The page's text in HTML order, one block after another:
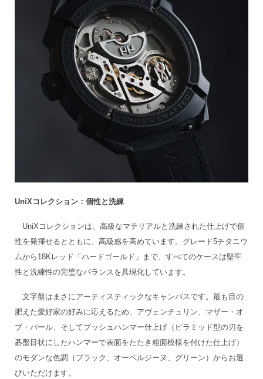
UniXコレクション：個性と洗練
UniXコレクションは、高級なマテリアルと洗練された仕上げで個
性を発揮せるとともに、高級感を高めています。グレード5チタニウ
ムから18Kレッド「ハードゴールド」まで、すべてのケースは堅牢
性と洗練性の完璧なバランスを具現化しています。
文字盤はまさにアーティスティックなキャンバスです。最も目の
肥えた愛好家の好みに応えるため、アヴェンチュリン、マザー・オ
ブ・パール、そしてブッシュハンマー仕上げ（ピラミッド型の刃を
碁盤目状にしたハンマーで表面をたたき粗面模様を付けた仕上げ）
のモダンな色調（ブラック、オーベルジーヌ、グリーン）からお選
びいただけます。